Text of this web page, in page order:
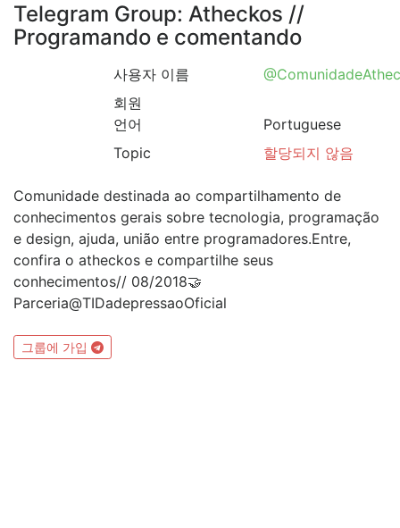
Telegram Group: Atheckos //
Programando e comentando
사용자 이름
회원
언어
Portuguese
Topic
할당되지 않음
Comunidade destinada ao compartilhamento de
conhecimentos gerais sobre tecnologia, programação
e design, ajuda, união entre programadores.Entre,
confira o atheckos e compartilhe seus
conhecimentos// 08/2018🤝
Parceria@TIDadepressaoOficial
그룹에 가입